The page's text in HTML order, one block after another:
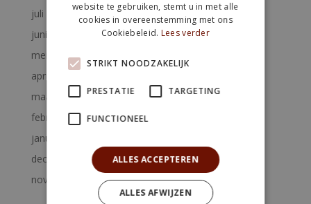
juli 2023
juni 2023
mei 2023
april 2023
maart 2023
februari 2023
januari 2023
december 2022
november 2022
website te gebruiken, stemt u in met alle
cookies in overeenstemming met ons
Cookiebeleid. Lees verder
STRIKT NOODZAKELIJK
PRESTATIE TARGETING
FUNCTIONEEL
ALLES ACCEPTEREN
ALLES AFWIJZEN